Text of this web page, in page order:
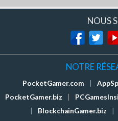
NOUS
NOTRE
PocketGamer.com
PocketGamer.biz
BlockchainGamer.biz